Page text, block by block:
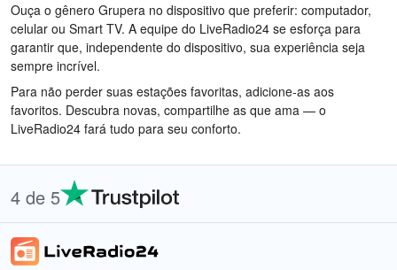
Ouça o gênero Grupera no dispositivo que preferir: computador,
celular ou Smart TV. A equipe do LiveRadio24 se esforça para
garantir que, independente do dispositivo, sua experiência seja
sempre incrível.
Para não perder suas estações favoritas, adicione-as aos
favoritos. Descubra novas, compartilhe as que ama — o
LiveRadio24 fará tudo para seu conforto.
4 de 5